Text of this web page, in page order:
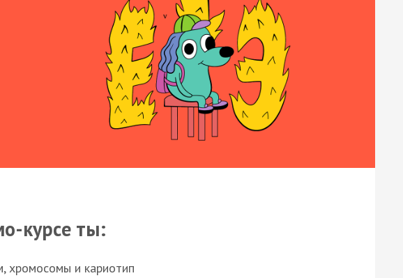
курсе ты:
хромосомы и кариотип